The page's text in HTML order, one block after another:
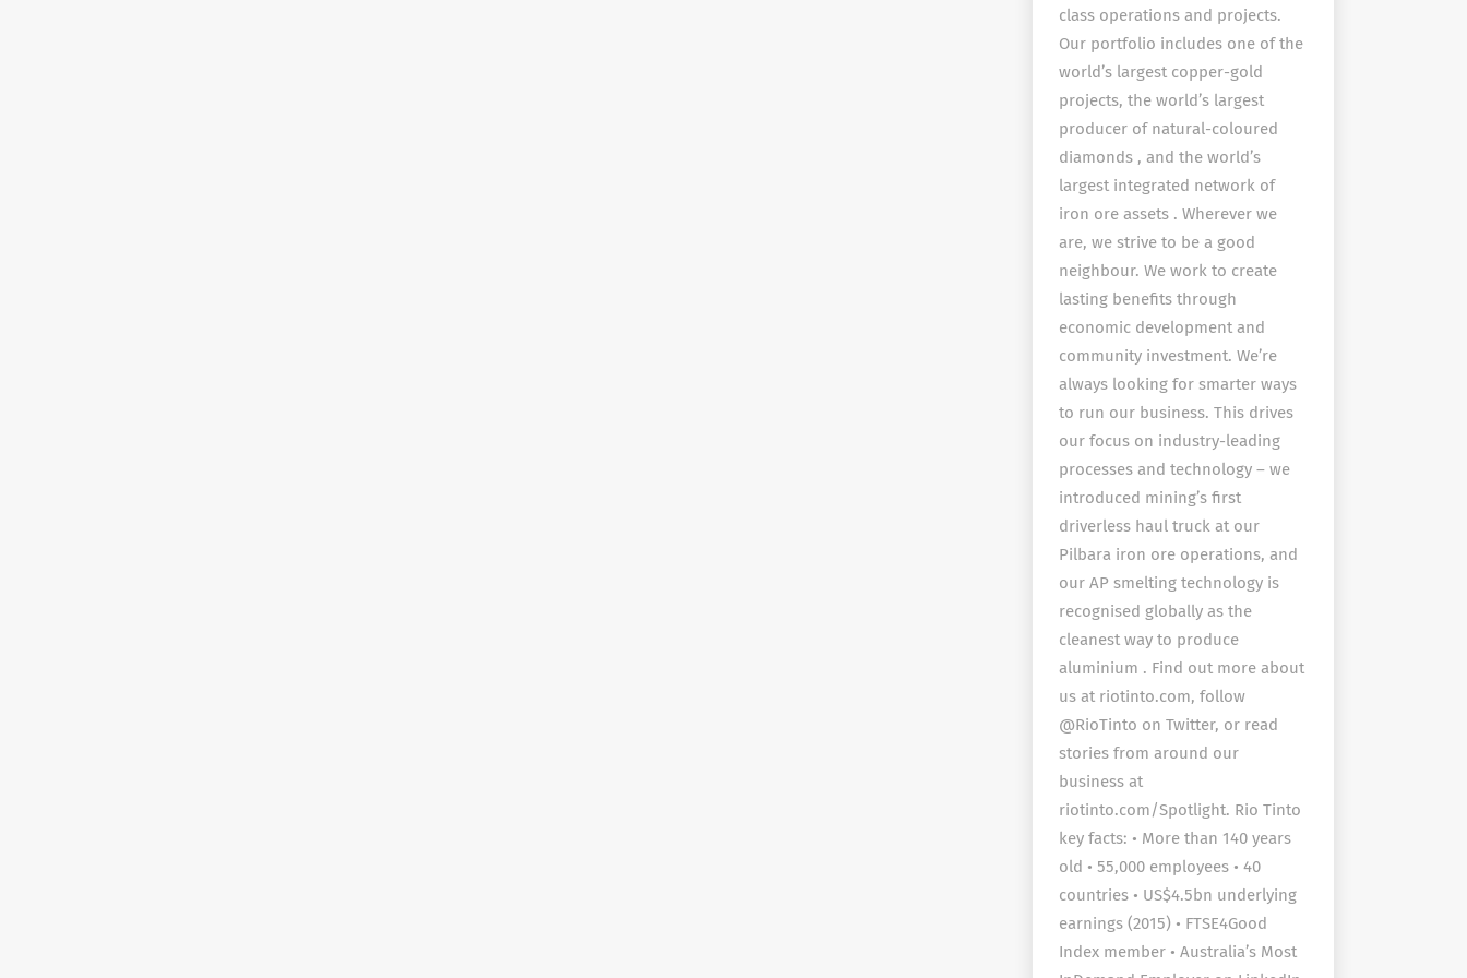
class operations and projects.
Our portfolio includes one of the
world’s largest copper-gold
projects, the world’s largest
producer of natural-coloured
diamonds , and the world’s
largest integrated network of
iron ore assets . Wherever we
are, we strive to be a good
neighbour. We work to create
lasting benefits through
economic development and
community investment. We’re
always looking for smarter ways
to run our business. This drives
our focus on industry-leading
processes and technology – we
introduced mining’s first
driverless haul truck at our
Pilbara iron ore operations, and
our AP smelting technology is
recognised globally as the
cleanest way to produce
aluminium . Find out more about
us at riotinto.com, follow
@RioTinto on Twitter, or read
stories from around our
business at
riotinto.com/Spotlight. Rio Tinto
key facts: • More than 140 years
old • 55,000 employees • 40
countries • US$4.5bn underlying
earnings (2015) • FTSE4Good
Index member • Australia’s Most